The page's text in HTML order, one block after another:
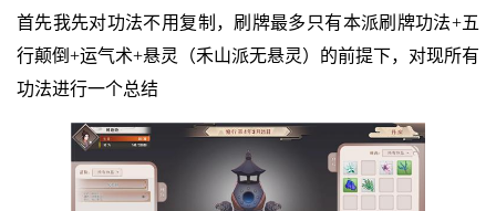
首先我先对功法不用复制，刷牌最多只有本派刷牌功法+五
行颠倒+运气术+悬灵（禾山派无悬灵）的前提下，对现所有
功法进行一个总结